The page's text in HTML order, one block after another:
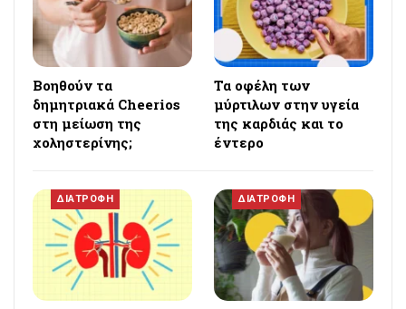
Βοηθούν τα
δημητριακά Cheerios
στη μείωση της
χοληστερίνης;
Τα οφέλη των
μύρτιλων στην υγεία
της καρδιάς και το
έντερο
ΔΙΑΤΡΟΦΗ ΔΙΑΤΡΟΦΗ